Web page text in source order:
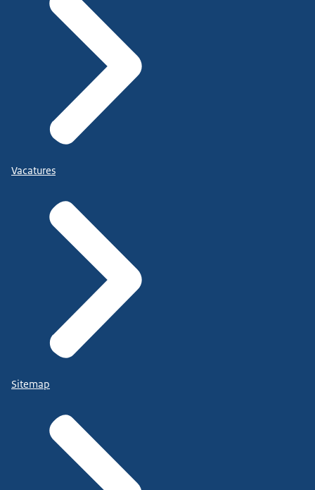
Vacatures
Sitemap